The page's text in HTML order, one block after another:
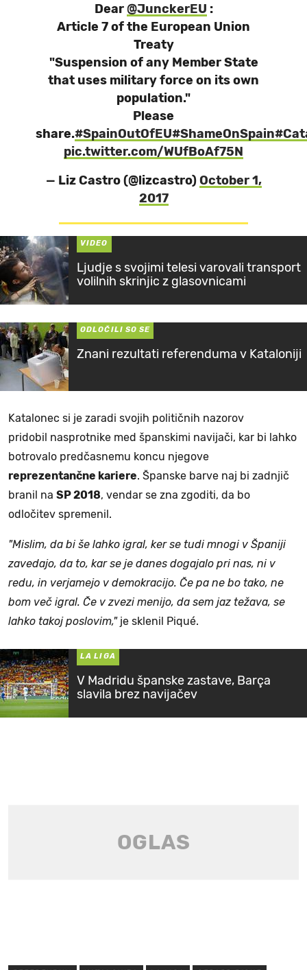
Dear@JunckerEU :
Article 7 of the European Union
Treaty
"Suspension of any Member State
that uses military force on its own
population."
Please
share.#SpainOutOfEU#ShameOnSpain
pic.twitter.com/WUfBoAf75N
— Liz Castro (@lizcastro)October 1,
2017
VIDEO
Ljudje s svojimi telesi varovali transport
volilnih skrinjic z glasovnicami
ODLOČILI SO SE
Znani rezultati referenduma v Kataloniji
Katalonec si je zaradi svojih političnih nazorov
pridobil nasprotnike med španskimi navijači, kar bi lahko
botrovalo predčasnemu koncu njegove
reprezentančne kariere. Španske barve naj bi zadnjič
branil na SP 2018, vendar se zna zgoditi, da bo
odločitev spremenil.
"Mislim, da bi še lahko igral, ker se tudi mnogi v Španiji
zavedajo, da to, kar se je danes dogajalo pri nas, ni v
redu, in verjamejo v demokracijo. Če pa ne bo tako, ne
bom več igral. Če v zvezi menijo, da sem jaz težava, se
lahko takoj poslovim," je sklenil Piqué.
LA LIGA
V Madridu španske zastave, Barça
slavila brez navijačev